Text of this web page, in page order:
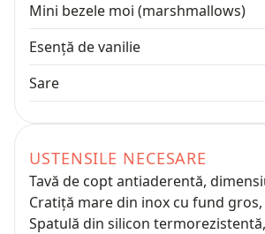
Mini bezele moi (marshmallows)
Esență de vanilie
Sare
USTENSILE NECESARE
Tavă de copt antiaderentă,
Cratiță mare din inox cu fund
Spatulă din silicon